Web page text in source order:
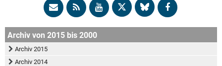
Archiv von 2015 bis 2000
Archiv 2015
Archiv 2014